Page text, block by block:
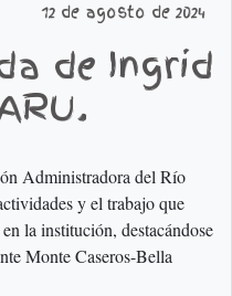
12 de agosto de 2024
de Ingrid
Administradora del Río
y el trabajo que
la institución, destacándose
Monte Caseros-Bella